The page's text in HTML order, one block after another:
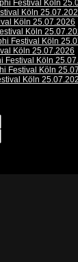
Festival Köln
Köln
Köln 25.07.2026
Köln
Festival Köln
Köln 25.07.2026
Festival Köln
Festival Köln
Köln